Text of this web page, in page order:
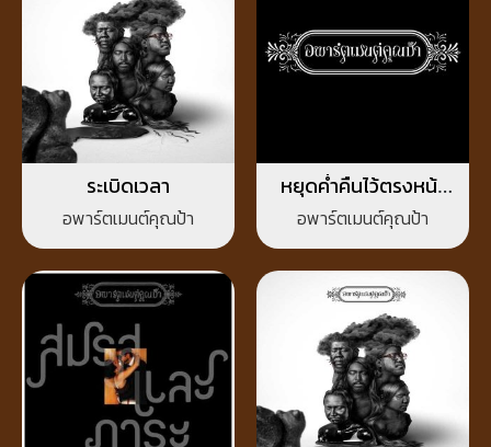
ระเบิดเวลา
อพาร์ตเมนต์คุณป้า
หยุดค่ำคืนไว้ตรงหน้า
เธอจะดีไหม
อพาร์ตเมนต์คุณป้า